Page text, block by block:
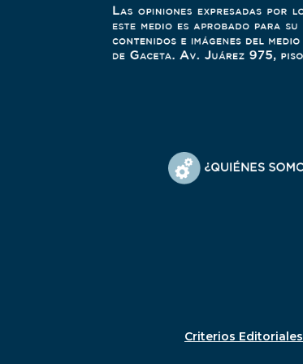
Criterios Editoriales